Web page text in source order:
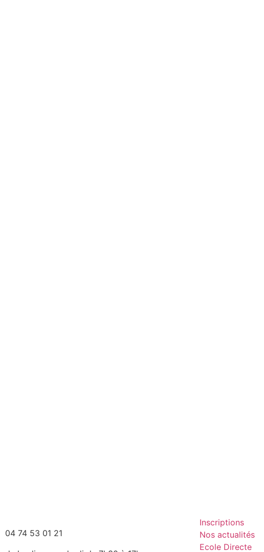
04 74 53 01 21
Inscriptions
Nos actualités
Ecole Directe